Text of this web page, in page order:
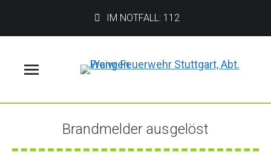
IM NOTFALL: 112
Brandmelder ausgelöst
Sie befinden sich hier: